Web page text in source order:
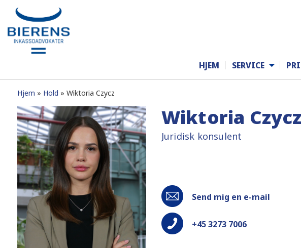
HJEM SERVICE
Hjem Hold Wiktoria Czycz
Wiktoria Czycz
Juridisk konsulent
Send mig en e-mail
+45 3273 7006